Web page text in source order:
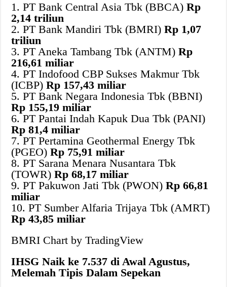
1. PT Bank Central Asia Tbk (BBCA)Rp
2,14 triliun
2. PT Bank Mandiri Tbk (BMRI)Rp 1,07
triliun
3. PT Aneka Tambang Tbk (ANTM)Rp
216,61 miliar
4. PT Indofood CBP Sukses Makmur Tbk
(ICBP)Rp 157,43 miliar
5. PT Bank Negara Indonesia Tbk (BBNI)
Rp 155,19 miliar
6. PT Pantai Indah Kapuk Dua Tbk (PANI)
Rp 81,4 miliar
7. PT Pertamina Geothermal Energy Tbk
(PGEO)Rp 75,91 miliar
8. PT Sarana Menara Nusantara Tbk
(TOWR)Rp 68,17 miliar
9. PT Pakuwon Jati Tbk (PWON)Rp 66,81
miliar
10. PT Sumber Alfaria Trijaya Tbk (AMRT)
Rp 43,85 miliar
BMRI Chart by TradingView
IHSG Naik ke 7.537 di Awal Agustus,
Melemah Tipis Dalam Sepekan